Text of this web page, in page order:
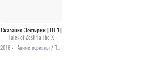
Сказания Зестирии [ТВ-1]
Tales of Zestiria The X
2016 •
Аниме сериалы / Приключения / Фэнтези